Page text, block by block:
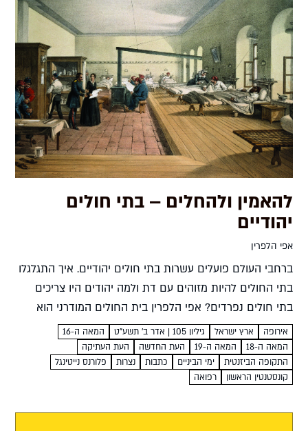
להאמין ולהחלים – בתי חולים
יהודיים
אפי הלפרין
ברחבי העולם פועלים עשרות בתי חולים יהודיים. איך התגלגלו
בתי החולים להיות מזוהים עם דת ולמה יהודים היו צריכים
בתי חולים נפרדים? אפי הלפרין בית החולים המודרני הוא
מוסד מקצועי מורכב ומאורגן שעובדים בו אלפי...
אירופה ארץ ישראל גיליון 105 | אדר ב׳ תשע"ט
המאה ה-16
המאה ה-18
המאה ה-19 העת החדשה
העת העתיקה
התקופה הביזנטית
ימי הביניים כתבות נצרות
פלורנס נייטינגל
קונסטנטין הראשון
רפואה